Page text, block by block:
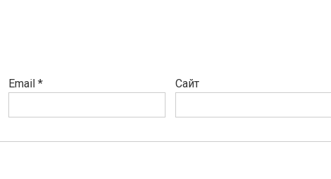
Email * Сайт